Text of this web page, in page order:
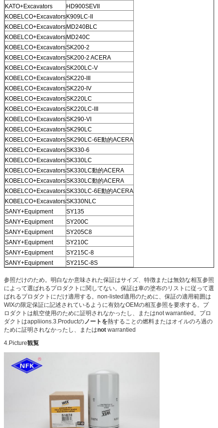
KATO+Excavators
HD900SEVII
KOBELCO+ExcavatorsK909LC-II
KOBELCO+ExcavatorsMD240BLC
KOBELCO+ExcavatorsMD240C
KOBELCO+ExcavatorsSK200-2
KOBELCO+ExcavatorsSK200-2 ACERA
KOBELCO+ExcavatorsSK200LC-V
KOBELCO+ExcavatorsSK220-III
KOBELCO+ExcavatorsSK220-IV
KOBELCO+ExcavatorsSK220LC
KOBELCO+ExcavatorsSK220LC-III
KOBELCO+ExcavatorsSK290-VI
KOBELCO+ExcavatorsSK290LC
KOBELCO+ExcavatorsSK290LC-6E動的ACERA
KOBELCO+ExcavatorsSK330-6
KOBELCO+ExcavatorsSK330LC
KOBELCO+ExcavatorsSK330LC動的ACERA
KOBELCO+ExcavatorsSK330LC動的ACERA
KOBELCO+ExcavatorsSK330LC-6E動的ACERA
KOBELCO+ExcavatorsSK330NLC
SANY+Equipment
SY135
SANY+Equipment
SY200C
SANY+Equipment
SY205C8
SANY+Equipment
SY210C
SANY+Equipment
SY215C-8
SANY+Equipment
SY215C-8S
参照だけのため。明白なか意味された保証はサイズ、特徴または無効な相互参照
によって選ばれるプロダクトに関してない。保証は車の塗布のリストに従って選
ばれるプロダクトにだけ適用する。non-listed適用のために、保証の適用範囲は
WIXの限定保証に記述されているように有効なOEMの相互参照を要求する。プ
ロダクトは航空使用のために証明されなかったし、またはnot warrantied。プロ
ダクトはappliions.3.Productのノートを熱することの燃料またはオイルのろ過の
ために証明されなかったし、またはnot warrantied
4.Picture観覧